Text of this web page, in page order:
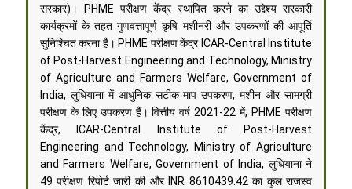
सरकार)। PHME परीक्षण केंद्र स्थापित करने का उद्देश्य सरकारी
कार्यक्रमों के तहत गुणवत्तापूर्ण कृषि मशीनरी और उपकरणों की आपूर्ति
सुनिश्चित करना है। PHME परीक्षण केंद्र ICAR-Central Institute
of Post-Harvest Engineering and Technology, Ministry
of Agriculture and Farmers Welfare, Government of
India, लुधियाना में आधुनिक सटीक माप उपकरण, मशीन और सामग्री
परीक्षण के लिए उपकरण हैं। वित्तीय वर्ष 2021-22 में, PHME परीक्षण
केंद्र, ICAR-Central Institute of Post-Harvest
Engineering and Technology, Ministry of Agriculture
and Farmers Welfare, Government of India, लुधियाना ने
49 परीक्षण रिपोर्ट जारी की और INR 8610439.42 का कुल राजस्व